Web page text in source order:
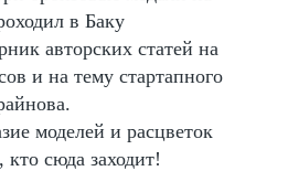
в Баку
авторских статей на
и на тему стартапного
моделей и расцветок
кто сюда заходит!